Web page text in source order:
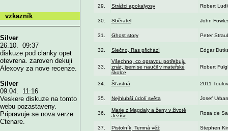
29. Strážci apokalypsy Robert
30. Sběratel John
31. Ghost story Peter
32. Slečno, Ras přichází Edgar
33.
Všechno, co opravdu potřebuju
znát, jsem se naučil v mateřské
školce
Robert
34. Šťastná 2011
35. Nejhlubší údolí světa Josef Urban
36.
Marie z Magdaly a ženy v životě
Ježíše
Rosa de
37. Pistolník, Temná věž Stephen
vzkazník
Silver
26.10. 09:37
diskuze pod clanky opet
otevrena. zaroven dekuji
Alexovy za nove recenze.
Silver
09.04. 11:16
Veskere diskuze na tomto
webu pozastaveny.
Pripravuje se nova verze
Ctenare.